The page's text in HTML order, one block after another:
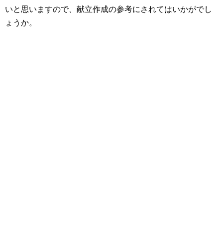
いと思いますので、献立作成の参考にされてはいかがでし
ょうか。